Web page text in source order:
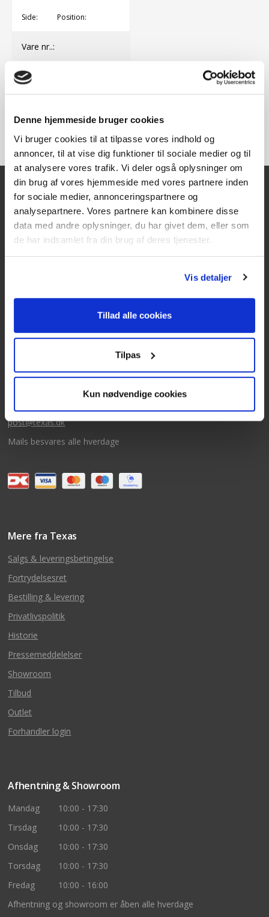
Denne hjemmeside bruger cookies
Vi bruger cookies til at tilpasse vores indhold og
annoncer, til at vise dig funktioner til sociale medier og til
at analysere vores trafik. Vi deler også oplysninger om
din brug af vores hjemmeside med vores partnere inden
for sociale medier, annonceringspartnere og
analysepartnere. Vores partnere kan kombinere disse
data med andre oplysninger, du har givet dem, eller som
de har indsamlet fra din brug af deres tjenester.
Vis detaljer
Tillad alle cookies
Tilpas
Kun nødvendige cookies
Side: Position:
Vare nr..:
DKK
Kontakt
Texas A/S
Knullen 22
post@texas.dk
Mails besvares alle hverdage
Mere fra Texas
Salgs & leveringsbetingelse
Fortrydelsesret
Bestilling & levering
Privatlivspolitik
Historie
Pressemeddelelser
Showroom
Tilbud
Outlet
Forhandler login
Afhentning & Showroom
Mandag
10:00 - 17:30
Tirsdag
10:00 - 17:30
Onsdag
10:00 - 17:30
Torsdag
10:00 - 17:30
Fredag
10:00 - 16:00
Afhentning og showroom er åben alle hverdage